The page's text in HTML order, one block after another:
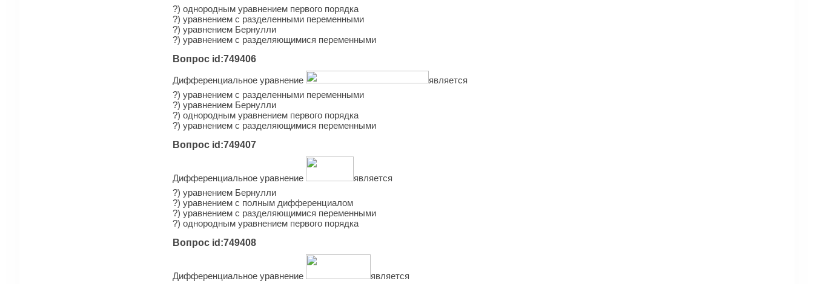
?) однородным уравнением первого порядка
?) уравнением с разделенными переменными
?) уравнением Бернулли
?) уравнением с разделяющимися переменными
Вопрос id:749406
Дифференциальное уравнение
является
?) уравнением с разделенными переменными
?) уравнением Бернулли
?) однородным уравнением первого порядка
?) уравнением с разделяющимися переменными
Вопрос id:749407
Дифференциальное уравнение
является
?) уравнением Бернулли
?) уравнением с полным дифференциалом
?) уравнением с разделяющимися переменными
?) однородным уравнением первого порядка
Вопрос id:749408
Дифференциальное уравнение
является